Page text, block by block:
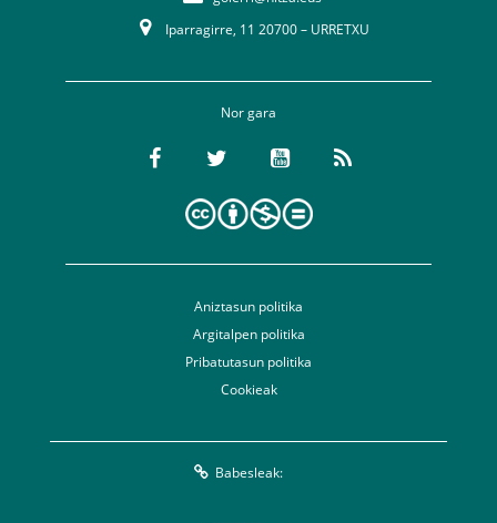
Iparragirre, 11 20700 – URRETXU
Nor gara
Aniztasun politika
Argitalpen politika
Pribatutasun politika
Cookieak
Babesleak: